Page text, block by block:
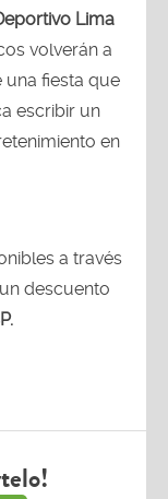
Lima
volverán a
una fiesta que
escribir un
en
a través
descuento